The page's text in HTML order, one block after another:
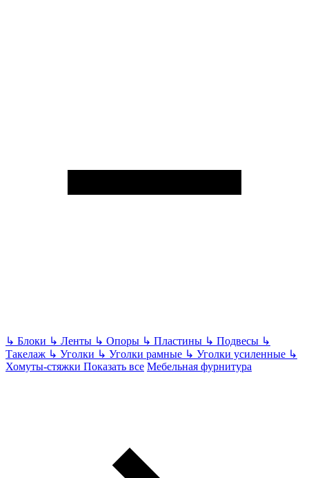
↳ Блоки ↳ Ленты ↳ Опоры ↳ Пластины ↳ Подвесы ↳
Такелаж ↳ Уголки ↳ Уголки рамные ↳ Уголки усиленные ↳
Хомуты-стяжки Показать все Мебельная фурнитура